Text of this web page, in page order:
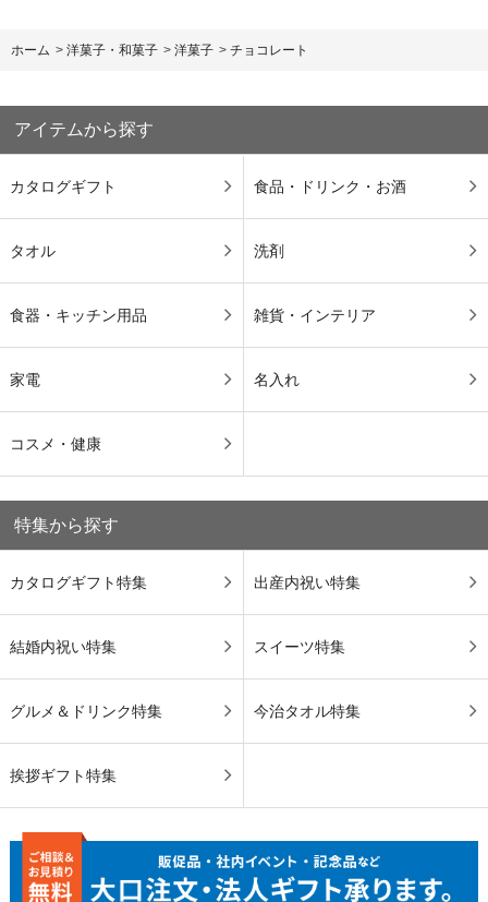
ホーム > 洋菓子・和菓子 > 洋菓子 > チョコレート
アイテムから探す
カタログギフト 食品・ドリンク・お酒
タオル 洗剤
食器・キッチン用品 雑貨・インテリア
家電 名入れ
コスメ・健康
特集から探す
カタログギフト特集 出産内祝い特集
結婚内祝い特集 スイーツ特集
グルメ＆ドリンク特集 今治タオル特集
挨拶ギフト特集